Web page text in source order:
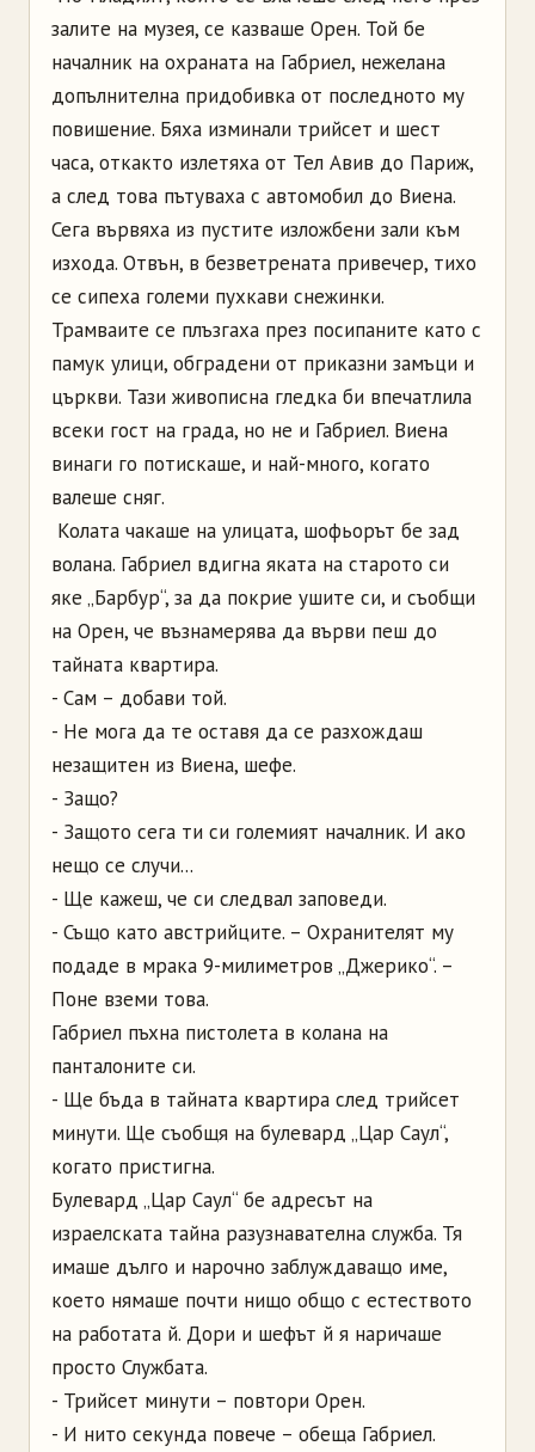
залите на музея, се казваше Орен. Той бе
началник на охраната на Габриел, нежелана
допълнителна придобивка от последното му
повишение. Бяха изминали трийсет и шест
часа, откакто излетяха от Тел Авив до Париж,
а след това пътуваха с автомобил до Виена.
Сега вървяха из пустите изложбени зали към
изхода. Отвън, в безветрената привечер, тихо
се сипеха големи пухкави снежинки.
Трамваите се плъзгаха през посипаните като с
памук улици, обградени от приказни замъци и
църкви. Тази живописна гледка би впечатлила
всеки гост на града, но не и Габриел. Виена
винаги го потискаше, и най-много, когато
валеше сняг.
Колата чакаше на улицата, шофьорът бе зад
волана. Габриел вдигна яката на старото си
яке „Барбур“, за да покрие ушите си, и съобщи
на Орен, че възнамерява да върви пеш до
тайната квартира.
- Сам – добави той.
- Не мога да те оставя да се разхождаш
незащитен из Виена, шефе.
- Защо?
- Защото сега ти си големият началник. И ако
нещо се случи...
- Ще кажеш, че си следвал заповеди.
- Също като австрийците. – Охранителят му
подаде в мрака 9-милиметров „Джерико“. –
Поне вземи това.
Габриел пъхна пистолета в колана на
панталоните си.
- Ще бъда в тайната квартира след трийсет
минути. Ще съобщя на булевард „Цар Саул“,
когато пристигна.
Булевард „Цар Саул“ бе адресът на
израелската тайна разузнавателна служба. Тя
имаше дълго и нарочно заблуждаващо име,
което нямаше почти нищо общо с естеството
на работата й. Дори и шефът й я наричаше
просто Службата.
- Трийсет минути – повтори Орен.
- И нито секунда повече – обеща Габриел.